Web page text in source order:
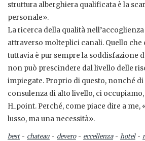
struttura alberghiera qualificata è la
personale».
La ricerca della qualità
attraverso molteplici canali. Quello che
tuttavia è pur sempre la soddisfazione
non può prescindere dal livello delle
impiegate. Proprio di questo, nonché
consulenza di alto livello, ci
H_point. Perché, come piace dire a me,
lusso, ma una necessità».
best- chateau - devero- eccellenza- hotel-